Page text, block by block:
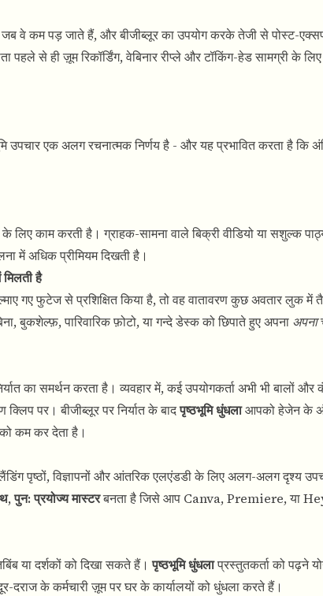
जब वे कम पड़ जाते हैं, और बीजीब्लूर का उपयोग करके तेजी से पोस्ट-
पहले से ही ज़ूम रिकॉर्डिंग, वेबिनार रीप्ले और टॉकिंग-हेड सामग्री के
उपचार एक अलग रचनात्मक निर्णय है - और यह प्रभावित करता है कि
के लिए काम करती है। ग्राहक-सामना वाले बिक्री वीडियो या सशुल्क
में अधिक प्रीमियम दिखती है।
है
गए फुटेज से प्रशिक्षित किया है, तो वह वातावरण कुछ अवतार लुक में
बुकशेल्फ़, पारिवारिक फ़ोटो, या गन्दे डेस्क को छिपाते हुए अपना अपना
का समर्थन करता है। व्यवहार में, कई उपयोगकर्ता अभी भी बालों
पर। बीजीब्लूर पर निर्यात के बादपृष्ठभूमि धुंधलाआपको हेजेन के
कम कर देता है।
पृष्ठों, विज्ञापनों और आंतरिक एलएंडडी के लिए अलग-अलग दृश्य
पुन: प्रयोज्य मास्टरबनता है जिसे आप Canva, Premiere, या
या दर्शकों को दिखा सकते हैं।पृष्ठभूमि धुंधलाप्रस्तुतकर्ता को पढ़ने
के कर्मचारी ज़ूम पर घर के कार्यालयों को धुंधला करते हैं।